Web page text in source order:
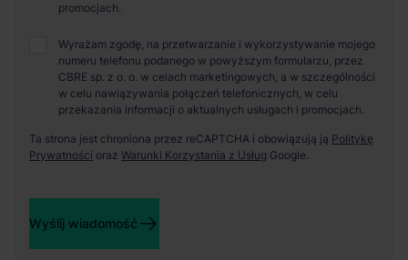
promocjach.
Wyrażam zgodę, na przetwarzanie i wykorzystywanie mojego
numeru telefonu podanego w powyższym formularzu, przez
CBRE sp. z o. o. w celach marketingowych, a w szczególności
w celu nawiązywania połączeń telefonicznych, w celu
przekazania informacji o aktualnych usługach i promocjach.
Ta strona jest chroniona przez reCAPTCHA i obowiązują ją Politykę
Prywatności oraz Warunki Korzystania z Usług Google.
Wyślij wiadomość